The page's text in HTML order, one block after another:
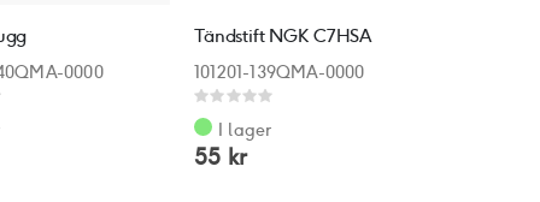
0000
Tändstift NGK C7HSA
101201-139QMA-0000
Rating:
0%
I lager
55 kr